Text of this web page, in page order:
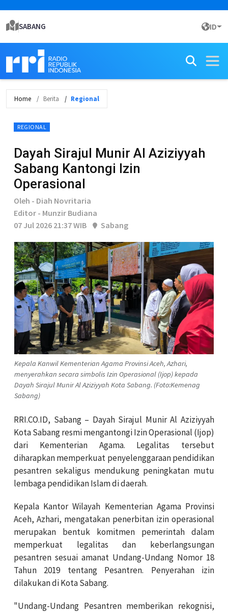
SABANG ID
Home Berita Regional
REGIONAL
Dayah Sirajul Munir Al Aziziyyah
Sabang Kantongi Izin
Operasional
Oleh - Diah Novritaria
Editor - Munzir Budiana
07 Jul 2026 21:37 WIB
Sabang
Kepala Kanwil Kementerian Agama Provinsi Aceh, Azhari,
menyerahkan secara simbolis Izin Operasional (Ijop) kepada
Dayah Sirajul Munir Al Aziziyyah Kota Sabang. (Foto:Kemenag
Sabang)
RRI.CO.ID, Sabang – Dayah Sirajul Munir Al Aziziyyah
Kota Sabang resmi mengantongi Izin Operasional (Ijop)
dari Kementerian Agama. Legalitas tersebut
diharapkan memperkuat penyelenggaraan pendidikan
pesantren sekaligus mendukung peningkatan mutu
lembaga pendidikan Islam di daerah.
Kepala Kantor Wilayah Kementerian Agama Provinsi
Aceh, Azhari, mengatakan penerbitan izin operasional
merupakan bentuk komitmen pemerintah dalam
memperkuat legalitas dan keberlangsungan
pesantren sesuai amanat Undang-Undang Nomor 18
Tahun 2019 tentang Pesantren. Penyerahan izin
dilakukan di Kota Sabang.
"Undang-Undang Pesantren memberikan rekognisi,